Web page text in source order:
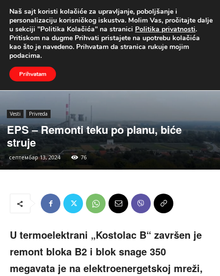
UŽIVO
Naslovna Vesti Privreda
Vesti Privreda
EPS – Remonti teku po planu, biće
struje
септембар 13, 2024 76
U termoelektrani „Kostolac B“ završen je
remont bloka B2 i blok snage 350
megavata je na elektroenergetskoj mreži,
Naš sajt koristi kolačiće za upravljanje, poboljšanje i
personalizaciju korisničkog iskustva. Molim Vas, pročitajte dalje
u sekciji "Politika Kolačića" na stranici Politika privatnosti.
Pritiskom na dugme Prihvati pristajete na upotrebu kolačića
kao što je navedeno. Prihvatam da stranica rukuje mojim
podacima.
Prihvatam